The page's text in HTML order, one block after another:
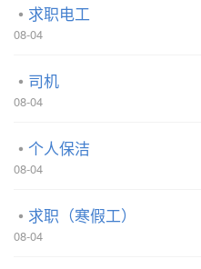
求职电工
08-04
司机
08-04
个人保洁
08-04
求职（寒假工）
08-04